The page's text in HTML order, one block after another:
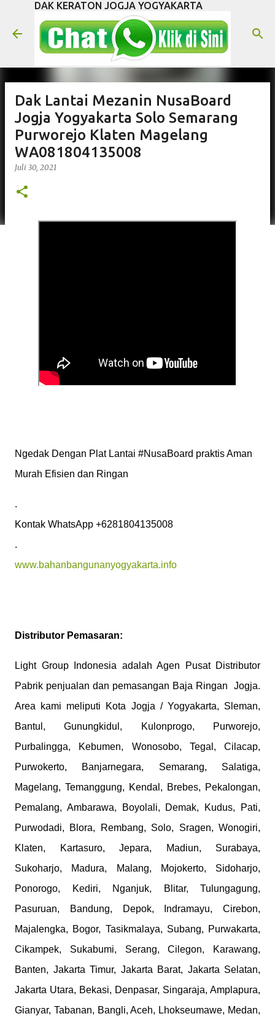
Langsung ke konten utama
DAK KERATON JOGJA YOGYAKARTA
Dak Lantai Mezanin NusaBoard
Jogja Yogyakarta Solo Semarang
Purworejo Klaten Magelang
WA081804135008
Juli 30, 2021
Ngedak Dengan Plat Lantai #NusaBoard praktis Aman
Murah Efisien dan Ringan
.
Kontak WhatsApp +6281804135008
www.bahanbangunanyogyakarta.info
Distributor Pemasaran:
Light Group Indonesia adalah Agen Pusat Distributor
Pabrik penjualan dan pemasangan Baja Ringan Jogja.
Area kami meliputi Kota Jogja / Yogyakarta, Sleman,
Bantul, Gunungkidul, Kulonprogo, Purworejo,
Purbalingga, Kebumen, Wonosobo, Tegal, Cilacap,
Purwokerto, Banjarnegara, Semarang, Salatiga,
Magelang, Temanggung, Kendal, Brebes, Pekalongan,
Pemalang, Ambarawa, Boyolali, Demak, Kudus, Pati,
Purwodadi, Blora, Rembang, Solo, Sragen, Wonogiri,
Klaten, Kartasuro, Jepara, Madiun, Surabaya,
Sukoharjo, Madura, Malang, Mojokerto, Sidoharjo,
Ponorogo, Kediri, Nganjuk, Blitar, Tulungagung,
Pasuruan, Bandung, Depok, Indramayu, Cirebon,
Majalengka, Bogor, Tasikmalaya, Subang, Purwakarta,
Cikampek, Sukabumi, Serang, Cilegon, Karawang,
Banten, Jakarta Timur, Jakarta Barat, Jakarta Selatan,
Jakarta Utara, Bekasi, Denpasar, Singaraja, Amplapura,
Gianyar, Tabanan, Bangli, Aceh, Lhokseumawe, Medan,